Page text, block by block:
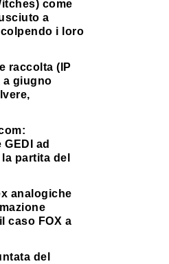
come
a
i loro
raccolta (IP
a giugno
ad
partita del
analogiche
caso FOX a
del